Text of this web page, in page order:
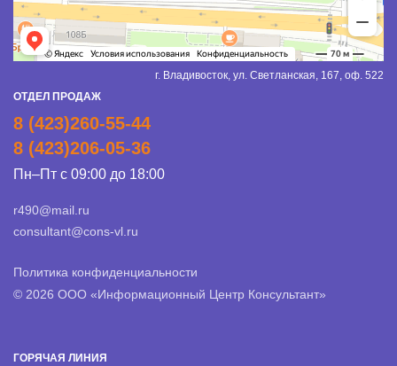
г. Владивосток, ул. Светланская, 167, оф. 522
ОТДЕЛ ПРОДАЖ
8 (423)260-55-44
8 (423)206-05-36
Пн–Пт с 09:00 до 18:00
r490@mail.ru
consultant@cons-vl.ru
Политика конфиденциальности
© 2026 ООО «Информационный Центр Консультант»
ГОРЯЧАЯ ЛИНИЯ